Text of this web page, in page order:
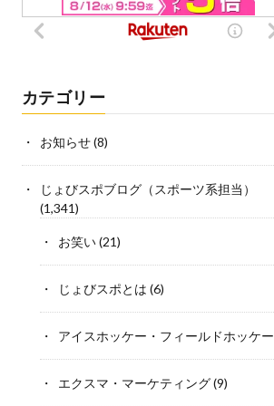
カテゴリー
お知らせ(8)
じょびスポブログ（スポーツ系担当）
(1,341)
お笑い(21)
じょびスポとは (6)
アイスホッケー・フィールドホッケー
エクスマ・マーケティング(9)